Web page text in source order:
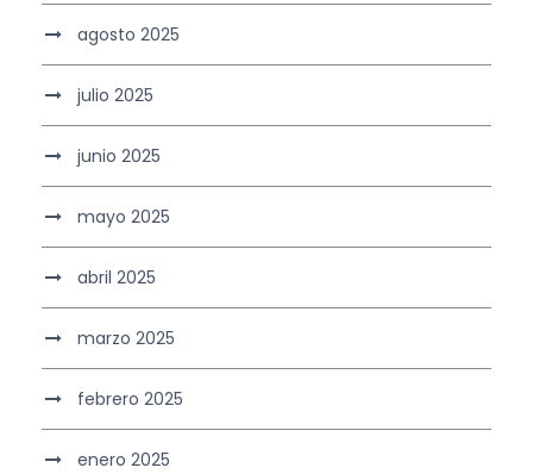
agosto 2025
julio 2025
junio 2025
mayo 2025
abril 2025
marzo 2025
febrero 2025
enero 2025